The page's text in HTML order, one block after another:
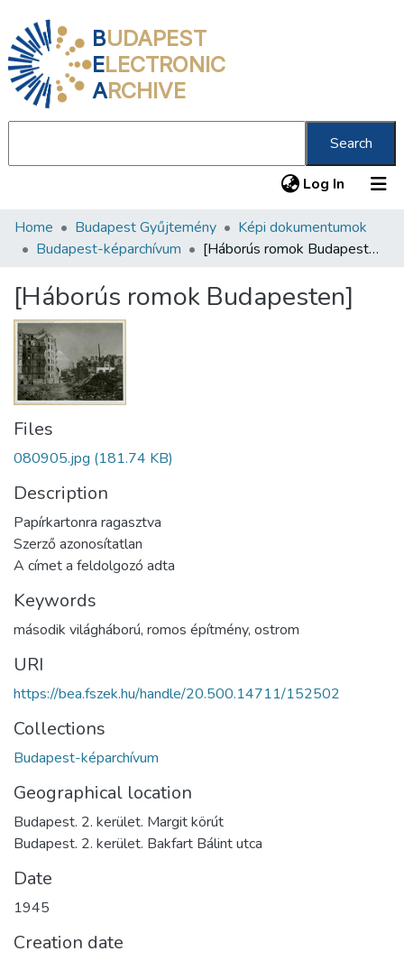
BUDAPEST
ELECTRONIC
ARCHIVE
Search
Log In (current)
Communities & Collections
Statistics
About us
Home Budapest Gyűjtemény
Képi dokumentumok
Budapest-képarchívum
[Háborús romok Budapesten]
[Háborús romok Budapesten]
Files
080905.jpg (181.74 KB)
Description
Papírkartonra ragasztva
Szerző azonosítatlan
A címet a feldolgozó adta
Keywords
második világháború, romos építmény, ostrom
URI
https://bea.fszek.hu/handle/20.500.14711/152502
Collections
Budapest-képarchívum
Geographical location
Budapest. 2. kerület. Margit körút
Budapest. 2. kerület. Bakfart Bálint utca
Date
1945
Creation date